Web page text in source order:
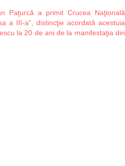
Paţurcă a primit Crucea Naţională
a III-a”, distincţie acordată acestuia
la 20 de ani de la manifestaţia din